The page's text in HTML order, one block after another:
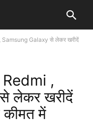
Galaxy से लेकर खरीदें
,
लेकर खरीदें
में